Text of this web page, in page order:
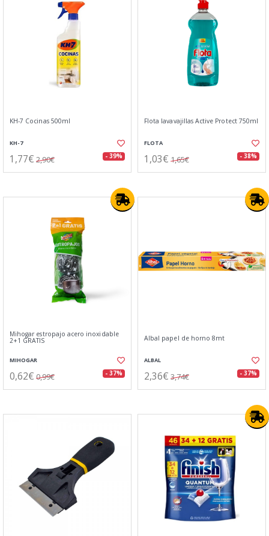
KH-7 Cocinas 500ml
KH-7
1,77€ 2,90€ - 39%
Flota lavavajillas Active Protect 750ml
FLOTA
1,03€ 1,65€ - 38%
Mihogar estropajo acero inoxidable
2+1 GRATIS
MIHOGAR
0,62€ 0,99€ - 37%
Albal papel de horno 8mt
ALBAL
2,36€ 3,74€ - 37%